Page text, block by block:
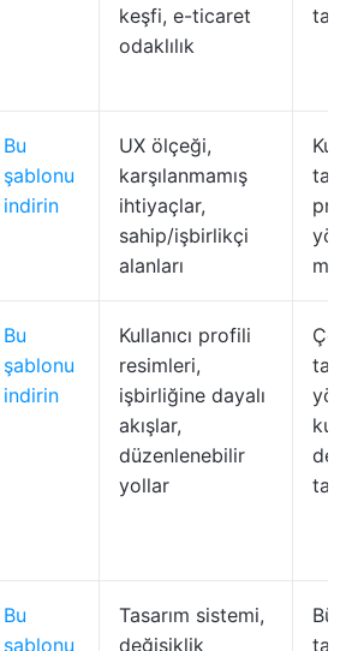
keşfi, e-ticaret
odaklılık
Bu
şablonu
indirin
UX ölçeği,
karşılanmamış
ihtiyaçlar,
sahip/işbirlikçi
alanları
Bu
şablonu
indirin
Kullanıcı profili
resimleri,
işbirliğine dayalı
akışlar,
düzenlenebilir
yollar
Bu
şablonu
Tasarım sistemi,
değişiklik